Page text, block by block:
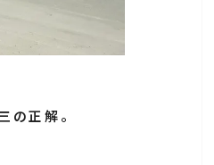
の正解。